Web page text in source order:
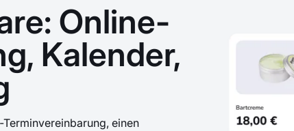
Online-
Kalender,
einen